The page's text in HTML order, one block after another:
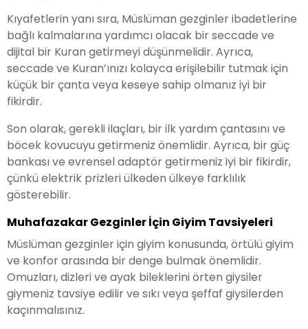
Kıyafetlerin yanı sıra, Müslüman gezginler ibadetlerine
bağlı kalmalarına yardımcı olacak bir seccade ve
dijital bir Kuran getirmeyi düşünmelidir. Ayrıca,
seccade ve Kuran’ınızı kolayca erişilebilir tutmak için
küçük bir çanta veya keseye sahip olmanız iyi bir
fikirdir.
Son olarak, gerekli ilaçları, bir ilk yardım çantasını ve
böcek kovucuyu getirmeniz önemlidir. Ayrıca, bir güç
bankası ve evrensel adaptör getirmeniz iyi bir fikirdir,
çünkü elektrik prizleri ülkeden ülkeye farklılık
gösterebilir.
Muhafazakar Gezginler İçin Giyim Tavsiyeleri
Müslüman gezginler için giyim konusunda, örtülü giyim
ve konfor arasında bir denge bulmak önemlidir.
Omuzları, dizleri ve ayak bileklerini örten giysiler
giymeniz tavsiye edilir ve sıkı veya şeffaf giysilerden
kaçınmalısınız.